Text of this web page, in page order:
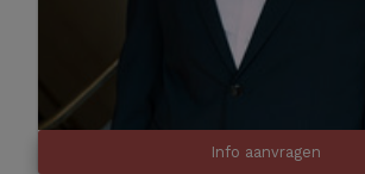
Info aanvragen